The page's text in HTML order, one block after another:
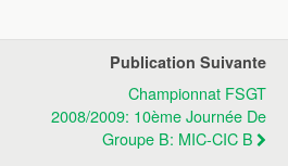
Publication Suivante
Championnat FSGT
2008/2009: 10ème Journée De
Groupe B: MIC-CIC B